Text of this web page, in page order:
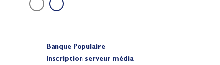
Banque Populaire
Inscription serveur média